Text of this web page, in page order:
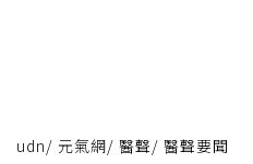
udn/ 元氣網/ 醫聲/ 醫聲要聞